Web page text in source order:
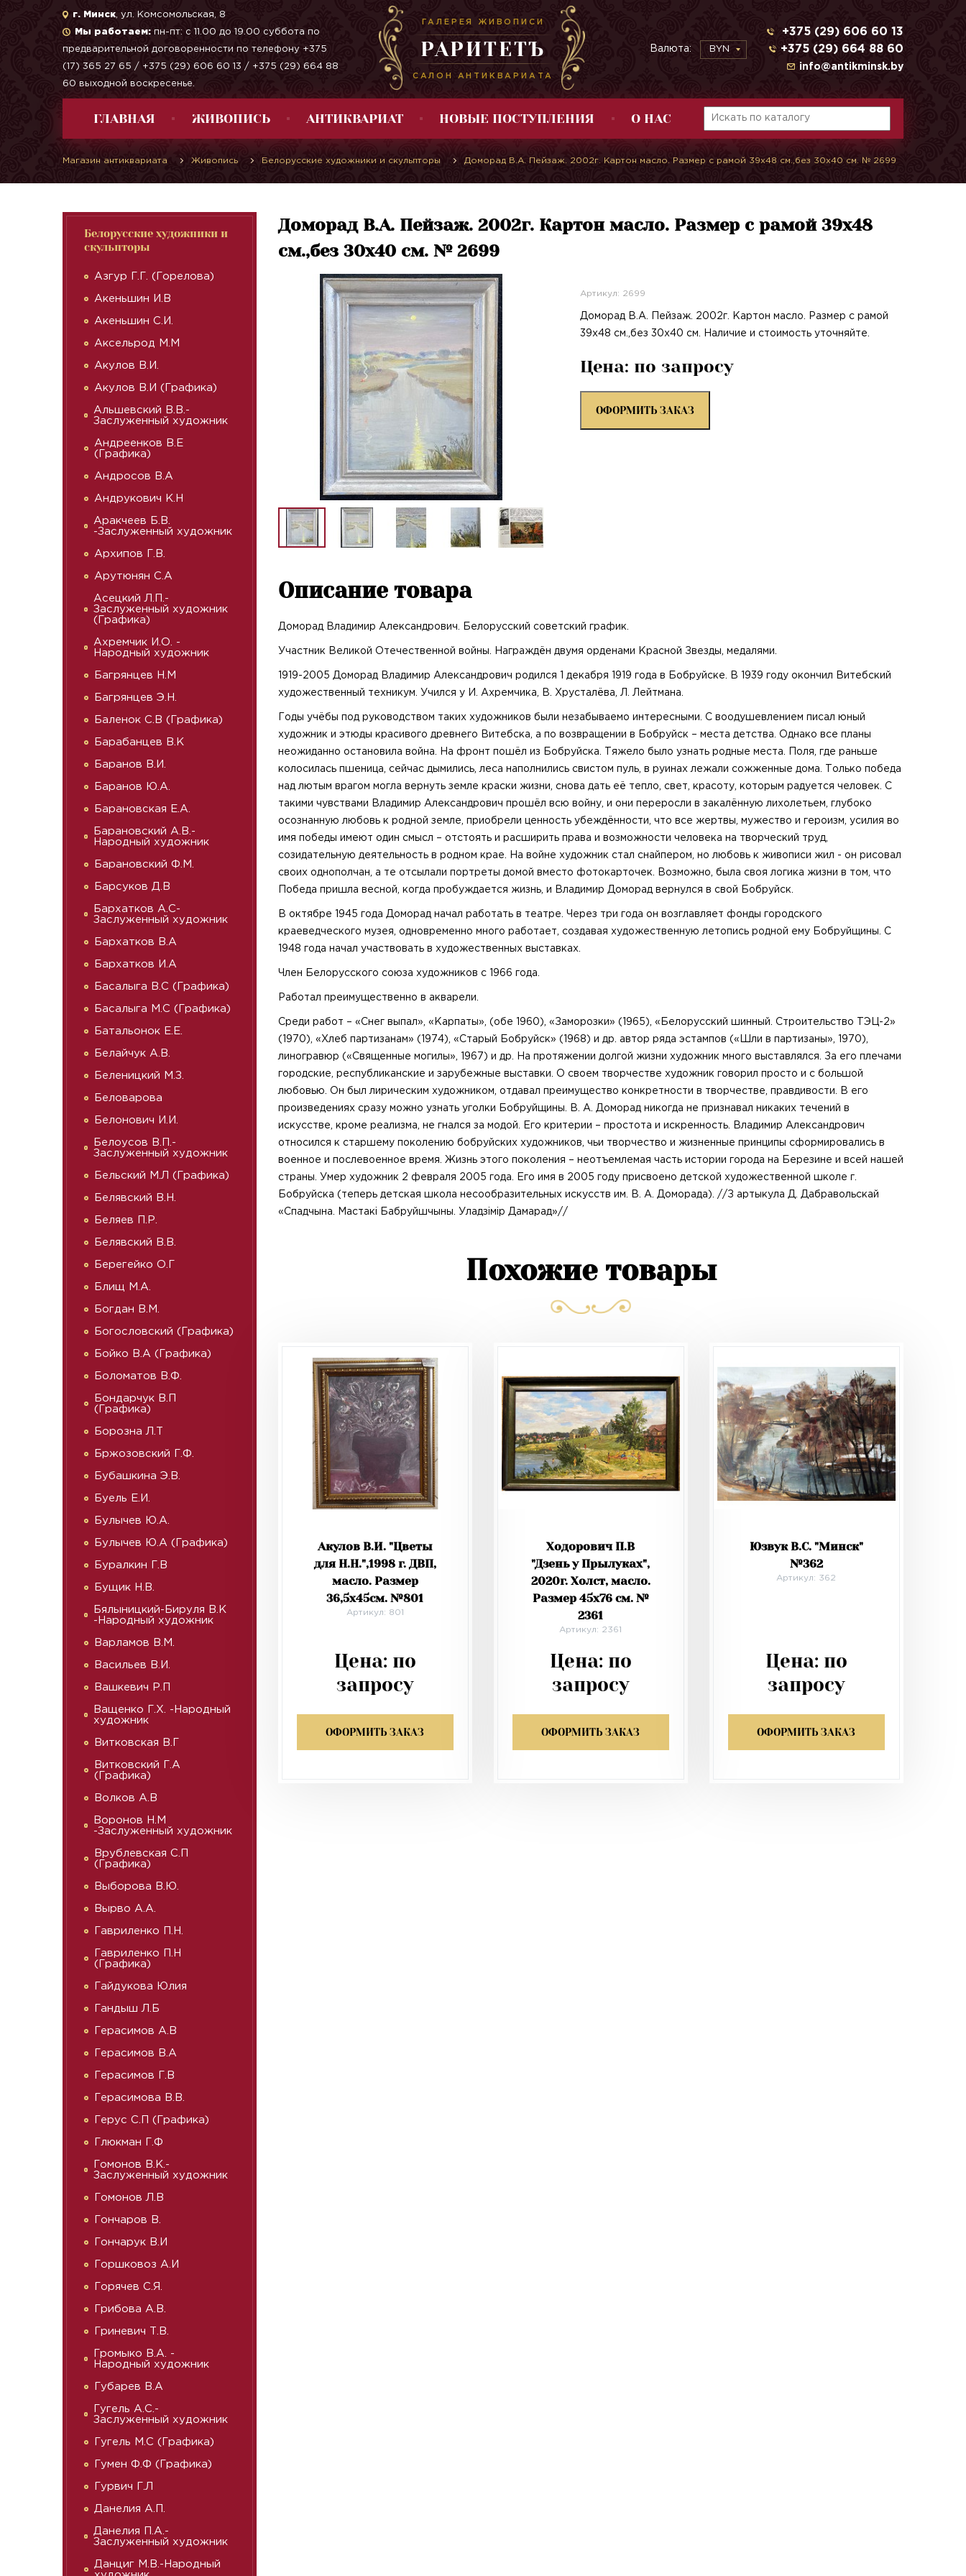
ГАЛЕРЕЯ ЖИВОПИСИ
РАРИТЕТЪ
САЛОН АНТИКВАРИАТА
г. Минск , ул. Комсомольская, 8
Мы работаем: пн-пт: с 11.00 до 19.00 суббота по
предварительной договоренности по телефону +375
(17) 365 27 65 / +375 (29) 606 60 13 / +375 (29) 664 88
60 выходной воскресенье.
Валюта: BYN
+375 (29) 606 60 13
+375 (29) 664 88 60
info@antikminsk.by
ГЛАВНАЯ ЖИВОПИСЬ АНТИКВАРИАТ НОВЫЕ ПОСТУПЛЕНИЯ О НАС
Магазин антиквариата Живопись Белорусские художники и скульпторы Доморад В.А. Пейзаж. 2002г. Картон масло. Размер с рамой 39х48 см.,без 30х40 см. № 2699
Белорусские художники и
скульпторы
Азгур Г.Г. (Горелова)
Акеньшин И.В
Акеньшин С.И.
Аксельрод М.М
Акулов В.И.
Акулов В.И (Графика)
Альшевский В.В.-
Заслуженный художник
Андреенков В.Е
(Графика)
Андросов В.А
Андрукович К.Н
Аракчеев Б.В.
-Заслуженный художник
Архипов Г.В.
Арутюнян С.А
Асецкий Л.П.-
Заслуженный художник
(Графика)
Ахремчик И.О. -
Народный художник
Багрянцев Н.М
Багрянцев Э.Н.
Баленок С.В (Графика)
Барабанцев В.К
Баранов В.И.
Баранов Ю.А.
Барановская Е.А.
Барановский А.В.-
Народный художник
Барановский Ф.М.
Барсуков Д.В
Бархатков А.С-
Заслуженный художник
Бархатков В.А
Бархатков И.А
Басалыга В.С (Графика)
Басалыга М.С (Графика)
Батальонок Е.Е.
Белайчук А.В.
Беленицкий М.З.
Беловарова
Белонович И.И.
Белоусов В.П.-
Заслуженный художник
Бельский М.Л (Графика)
Белявский В.Н.
Беляев П.Р.
Белявский В.В.
Берегейко О.Г
Блищ М.А.
Богдан В.М.
Богословский (Графика)
Бойко В.А (Графика)
Боломатов В.Ф.
Бондарчук В.П
(Графика)
Борозна Л.Т
Бржозовский Г.Ф.
Бубашкина Э.В.
Буель Е.И.
Булычев Ю.А.
Булычев Ю.А (Графика)
Буралкин Г.В
Бущик Н.В.
Бялыницкий-Бируля В.К
-Народный художник
Варламов В.М.
Васильев В.И.
Вашкевич Р.П
Ващенко Г.Х. -Народный
художник
Витковская В.Г
Витковский Г.А
(Графика)
Волков А.В
Воронов Н.М
-Заслуженный художник
Врублевская С.П
(Графика)
Выборова В.Ю.
Вырво А.А.
Гавриленко П.Н.
Гавриленко П.Н
(Графика)
Гайдукова Юлия
Гандыш Л.Б
Герасимов А.В
Герасимов В.А
Герасимов Г.В
Герасимова В.В.
Герус С.П (Графика)
Глюкман Г.Ф
Гомонов В.К.-
Заслуженный художник
Гомонов Л.В
Гончаров В.
Гончарук В.И
Горшковоз А.И
Горячев С.Я.
Грибова А.В.
Гриневич Т.В.
Громыко В.А. -
Народный художник
Губарев В.А
Гугель А.С.-
Заслуженный художник
Гугель М.С (Графика)
Гумен Ф.Ф (Графика)
Гурвич Г.Л
Данелия А.П.
Данелия П.А.-
Заслуженный художник
Данциг М.В.-Народный
Доморад В.А. Пейзаж. 2002г. Картон масло. Размер с рамой 39х48
см.,без 30х40 см. № 2699
Артикул: 2699
Доморад В.А. Пейзаж. 2002г. Картон масло. Размер с рамой
39х48 см.,без 30х40 см. Наличие и стоимость уточняйте.
Цена: по запросу
ОФОРМИТЬ ЗАКАЗ
Описание товара
Доморад Владимир Александрович. Белорусский советский график.
Участник Великой Отечественной войны. Награждён двумя орденами Красной Звезды, медалями.
1919-2005 Доморад Владимир Александрович родился 1 декабря 1919 года в Бобруйске. В 1939 году окончил Витебский
художественный техникум. Учился у И. Ахремчика, В. Хрусталёва, Л. Лейтмана.
Годы учёбы под руководством таких художников были незабываемо интересными. С воодушевлением писал юный
художник и этюды красивого древнего Витебска, а по возвращении в Бобруйск – места детства. Однако все планы
неожиданно остановила война. На фронт пошёл из Бобруйска. Тяжело было узнать родные места. Поля, где раньше
колосилась пшеница, сейчас дымились, леса наполнились свистом пуль, в руинах лежали сожженные дома. Только победа
над лютым врагом могла вернуть земле краски жизни, снова дать её тепло, свет, красоту, которым радуется человек. С
такими чувствами Владимир Александрович прошёл всю войну, и они переросли в закалённую лихолетьем, глубоко
осознанную любовь к родной земле, приобрели ценность убеждённости, что все жертвы, мужество и героизм, усилия во
имя победы имеют один смысл – отстоять и расширить права и возможности человека на творческий труд,
созидательную деятельность в родном крае. На войне художник стал снайпером, но любовь к живописи жил - он рисовал
своих однополчан, а те отсылали портреты домой вместо фотокарточек. Возможно, была своя логика жизни в том, что
Победа пришла весной, когда пробуждается жизнь, и Владимир Доморад вернулся в свой Бобруйск.
В октябре 1945 года Доморад начал работать в театре. Через три года он возглавляет фонды городского
краеведческого музея, одновременно много работает, создавая художественную летопись родной ему Бобруйщины. С
1948 года начал участвовать в художественных выставках.
Член Белорусского союза художников с 1966 года.
Работал преимущественно в акварели.
Среди работ – «Снег выпал», «Карпаты», (обе 1960), «Заморозки» (1965), «Белорусский шинный. Строительство ТЭЦ-2»
(1970), «Хлеб партизанам» (1974), «Старый Бобруйск» (1968) и др. автор ряда эстампов («Шли в партизаны», 1970),
линогравюр («Священные могилы», 1967) и др. На протяжении долгой жизни художник много выставлялся. За его плечами
городские, республиканские и зарубежные выставки. О своем творчестве художник говорил просто и с большой
любовью. Он был лирическим художником, отдавал преимущество конкретности в творчестве, правдивости. В его
произведениях сразу можно узнать уголки Бобруйщины. В. А. Доморад никогда не признавал никаких течений в
искусстве, кроме реализма, не гнался за модой. Его критерии – простота и искренность. Владимир Александрович
относился к старшему поколению бобруйских художников, чьи творчество и жизненные принципы сформировались в
военное и послевоенное время. Жизнь этого поколения – неотъемлемая часть истории города на Березине и всей нашей
страны. Умер художник 2 февраля 2005 года. Его имя в 2005 году присвоено детской художественной школе г.
Бобруйска (теперь детская школа несообразительных искусств им. В. А. Доморада). //З артыкула Д. Дабравольскай
«Спадчына. Мастакі Бабруйшчыны. Уладзімір Дамарад»//
Похожие товары
Акулов В.И. "Цветы
для Н.Н.",1998 г. ДВП,
масло. Размер
36,5х45см. №801
Артикул: 801
Цена: по
запросу
ОФОРМИТЬ ЗАКАЗ
Ходорович П.В
"Дзень у Прылуках",
2020г. Холст, масло.
Размер 45х76 см. №
2361
Артикул: 2361
Цена: по
запросу
ОФОРМИТЬ ЗАКАЗ
Юзвук В.С. "Минск"
№362
Артикул: 362
Цена: по
запросу
ОФОРМИТЬ ЗАКАЗ